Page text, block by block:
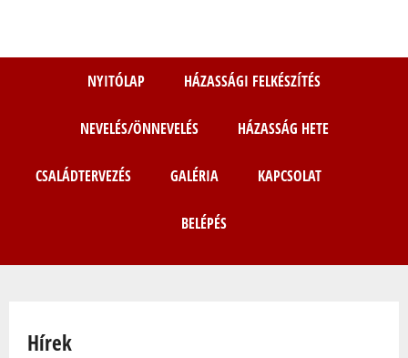
NYITÓLAP HÁZASSÁGI FELKÉSZÍTÉS
NEVELÉS/ÖNNEVELÉS HÁZASSÁG HETE
CSALÁDTERVEZÉS GALÉRIA KAPCSOLAT
BELÉPÉS
Hírek